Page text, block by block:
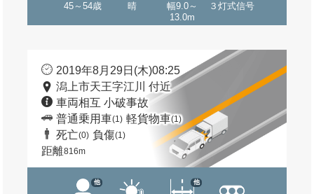
45～54歳 晴
幅9.0～
13.0m
３灯式信号
2019年8月29日(木)08:25
潟上市天王字江川 付近
車両相互 小破事故
普通乗用車(1) 軽貨物車(1)
死亡(0) 負傷(1)
距離816m
他 他